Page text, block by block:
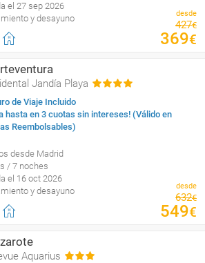
el 27 sep 2026
y desayuno
desde
427€
369€
Jandía Playa
de Viaje Incluido
hasta en 3 cuotas sin intereses! (Válido en
Reembolsables)
desde Madrid
/ 7 noches
el 16 oct 2026
y desayuno
desde
632€
549€
Aquarius